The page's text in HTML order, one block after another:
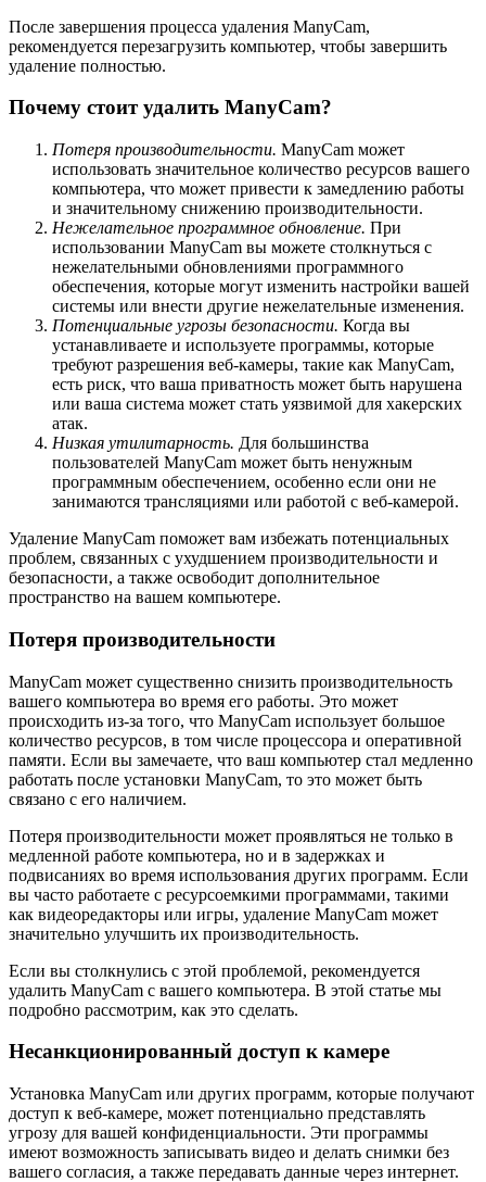
После завершения процесса удаления ManyCam,
рекомендуется перезагрузить компьютер, чтобы завершить
удаление полностью.
Почему стоит удалить ManyCam?
Потеря производительности. ManyCam может
использовать значительное количество ресурсов вашего
компьютера, что может привести к замедлению работы
и значительному снижению производительности.
Нежелательное программное обновление. При
использовании ManyCam вы можете столкнуться с
нежелательными обновлениями программного
обеспечения, которые могут изменить настройки вашей
системы или внести другие нежелательные изменения.
Потенциальные угрозы безопасности. Когда вы
устанавливаете и используете программы, которые
требуют разрешения веб-камеры, такие как ManyCam,
есть риск, что ваша приватность может быть нарушена
или ваша система может стать уязвимой для хакерских
атак.
Низкая утилитарность. Для большинства
пользователей ManyCam может быть ненужным
программным обеспечением, особенно если они не
занимаются трансляциями или работой с веб-камерой.
Удаление ManyCam поможет вам избежать потенциальных
проблем, связанных с ухудшением производительности и
безопасности, а также освободит дополнительное
пространство на вашем компьютере.
Потеря производительности
ManyCam может существенно снизить производительность
вашего компьютера во время его работы. Это может
происходить из-за того, что ManyCam использует большое
количество ресурсов, в том числе процессора и оперативной
памяти. Если вы замечаете, что ваш компьютер стал медленно
работать после установки ManyCam, то это может быть
связано с его наличием.
Потеря производительности может проявляться не только в
медленной работе компьютера, но и в задержках и
подвисаниях во время использования других программ. Если
вы часто работаете с ресурсоемкими программами, такими
как видеоредакторы или игры, удаление ManyCam может
значительно улучшить их производительность.
Если вы столкнулись с этой проблемой, рекомендуется
удалить ManyCam с вашего компьютера. В этой статье мы
подробно рассмотрим, как это сделать.
Несанкционированный доступ к камере
Установка ManyCam или других программ, которые получают
доступ к веб-камере, может потенциально представлять
угрозу для вашей конфиденциальности. Эти программы
имеют возможность записывать видео и делать снимки без
вашего согласия, а также передавать данные через интернет.